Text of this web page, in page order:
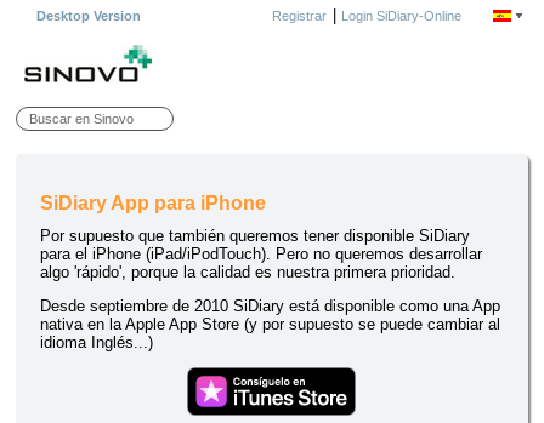
Desktop Version Registrar| Login SiDiary-Online
SiDiary App para iPhone
Por supuesto que también queremos tener disponible SiDiary
para el iPhone (iPad/iPodTouch). Pero no queremos desarrollar
algo 'rápido', porque la calidad es nuestra primera prioridad.
Desde septiembre de 2010 SiDiary está disponible como una App
nativa en la Apple App Store (y por supuesto se puede cambiar al
idioma Inglés...)